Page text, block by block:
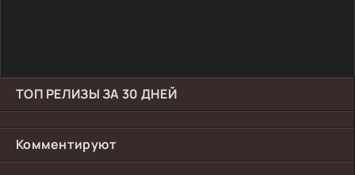
ТОП РЕЛИЗЫ ЗА 30 ДНЕЙ
Комментируют